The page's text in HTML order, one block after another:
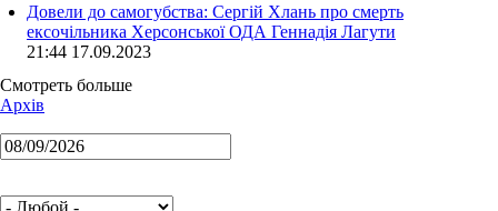
Довели до самогубства: Сергій Хлань про смерть
ексочільника Херсонської ОДА Геннадія Лагути
21:44 17.09.2023
Смотреть больше
Архів